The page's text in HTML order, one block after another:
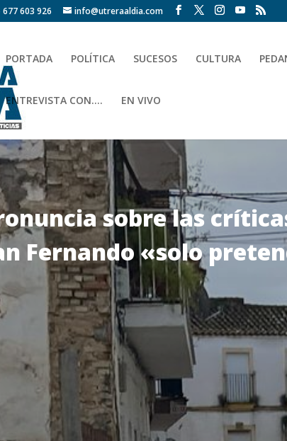
603 926 info@utreraaldia.com
PORTADA POLÍTICA SUCESOS CULTURA
ENTREVISTA CON…. EN VIVO
sobre las
Fernando «solo